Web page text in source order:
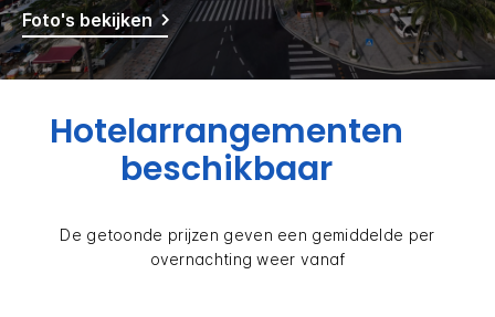
Foto's bekijken
Hotelarrangementen
beschikbaar
De getoonde prijzen geven een gemiddelde per
overnachting weer vanaf